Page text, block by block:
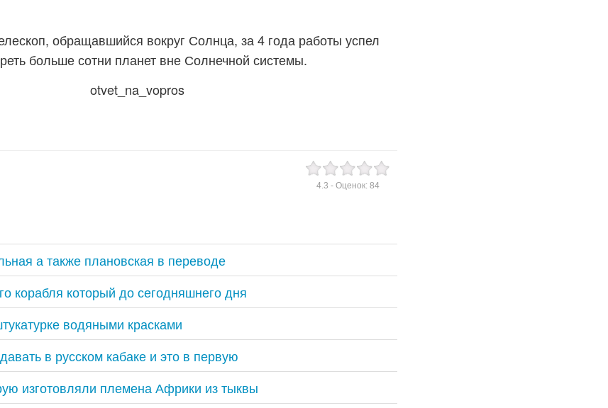
обращавшийся вокруг Солнца, за 4 года работы успел
больше сотни планет вне Солнечной системы.
4.3 - Оценок: 84
а также плановская в переводе
корабля который до сегодняшнего дня
водяными красками
в русском кабаке и это в первую
изготовляли племена Африки из тыквы